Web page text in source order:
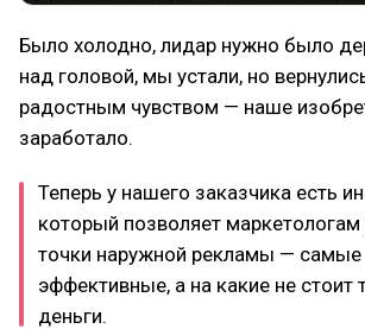
Было холодно, лидар нужно было
над головой, мы устали, но
радостным чувством — наше
заработало.
Теперь у нашего заказчика есть
который позволяет маркетологам
точки наружной рекламы — самые
эффективные, а на какие не стоит
деньги.